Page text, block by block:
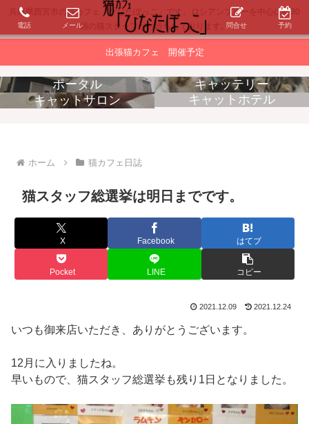
兵庫県西宮市の猫カフェ「ひなたぼっこ」です。ロシアンブルーを中心に約30
頭の猫スタッフがお待ちしております。
出張猫カフェ 開催予定
ポータル
キャッテリー
キャットサロン
キャットホテル
ホーム 猫カフェ日誌
猫スタッフ総選挙は明日までです。
X Facebook はてブ
Pocket LINE コピー
2021.12.09 2021.12.24
いつも御来店いただき、ありがとうございます。
12月に入りましたね。
早いもので、猫スタッフ総選挙も残り1日となりました。
電話 メール 問合せ 予約